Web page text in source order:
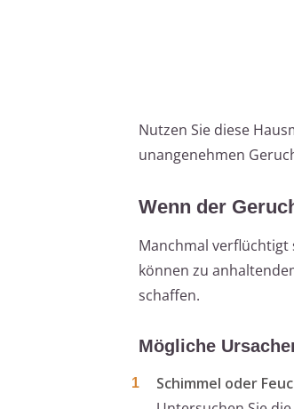
Nutzen Sie diese
unangenehmen
Wenn der
Manchmal verflüchtigt
können zu
schaffen.
Mögliche
Schimmel oder